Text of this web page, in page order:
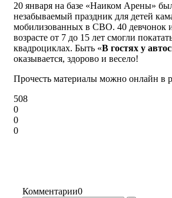
20 января на базе «Наиком Арены»
незабываемый праздник для детей
мобилизованных в СВО. 40 девчонок
возрасте от 7 до 15 лет смогли
квадроциклах. Быть «В гостях у
оказывается, здорово и весело!
Прочесть материалы можно онлайн в
508
0
0
0
Комментарии0